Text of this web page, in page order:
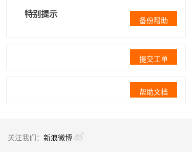
特别提示
备份帮助
提交工单
帮助文档